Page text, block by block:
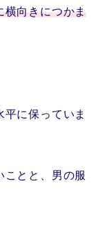
横向きにつかま
に保っていま
ことと、男の服